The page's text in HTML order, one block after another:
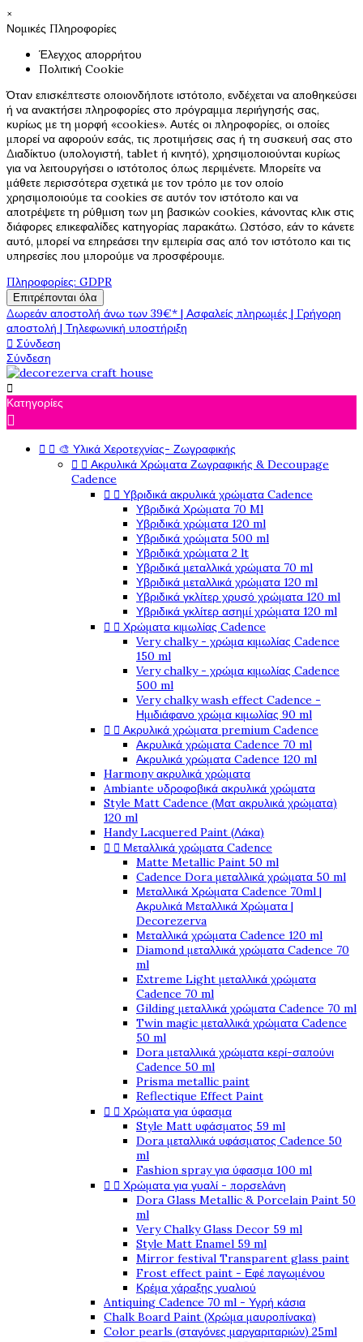
×
Νομικές Πληροφορίες
Έλεγχος απορρήτου
Πολιτική Cookie
Όταν επισκέπτεστε οποιονδήποτε ιστότοπο, ενδέχεται να αποθηκεύσει
ή να ανακτήσει πληροφορίες στο πρόγραμμα περιήγησής σας,
κυρίως με τη μορφή «cookies». Αυτές οι πληροφορίες, οι οποίες
μπορεί να αφορούν εσάς, τις προτιμήσεις σας ή τη συσκευή σας στο
Διαδίκτυο (υπολογιστή, tablet ή κινητό), χρησιμοποιούνται κυρίως
για να λειτουργήσει ο ιστότοπος όπως περιμένετε. Μπορείτε να
μάθετε περισσότερα σχετικά με τον τρόπο με τον οποίο
χρησιμοποιούμε τα cookies σε αυτόν τον ιστότοπο και να
αποτρέψετε τη ρύθμιση των μη βασικών cookies, κάνοντας κλικ στις
διάφορες επικεφαλίδες κατηγορίας παρακάτω. Ωστόσο, εάν το κάνετε
αυτό, μπορεί να επηρεάσει την εμπειρία σας από τον ιστότοπο και τις
υπηρεσίες που μπορούμε να προσφέρουμε.
Πληροφορίες: GDPR
Επιτρέπονται όλα
Δωρεάν αποστολή άνω των 39€* | Ασφαλείς πληρωμές | Γρήγορη
αποστολή | Τηλεφωνική υποστήριξη
 Σύνδεση
Σύνδεση

Κατηγορίες

  🎨 Υλικά Χεροτεχνίας- Ζωγραφικής
  Ακρυλικά Χρώματα Ζωγραφικής & Decoupage
Cadence
  Υβριδικά ακρυλικά χρώματα Cadence
Υβριδικά Χρώματα 70 Ml
Υβριδικά χρώματα 120 ml
Υβριδικά χρώματα 500 ml
Υβριδικά χρώματα 2 lt
Υβριδικά μεταλλικά χρώματα 70 ml
Υβριδικά μεταλλικά χρώματα 120 ml
Υβριδικά γκλίτερ χρυσό χρώματα 120 ml
Υβριδικά γκλίτερ ασημί χρώματα 120 ml
  Χρώματα κιμωλίας Cadence
Very chalky - χρώμα κιμωλίας Cadence
150 ml
Very chalky - χρώμα κιμωλίας Cadence
500 ml
Very chalky wash effect Cadence -
Ημιδιάφανο χρώμα κιμωλίας 90 ml
  Ακρυλικά χρώματα premium Cadence
Ακρυλικά χρώματα Cadence 70 ml
Ακρυλικά χρώματα Cadence 120 ml
Harmony ακρυλικά χρώματα
Ambiante υδροφοβικά ακρυλικά χρώματα
Style Matt Cadence (Ματ ακρυλικά χρώματα)
120 ml
Handy Lacquered Paint (Λάκα)
  Μεταλλικά χρώματα Cadence
Matte Metallic Paint 50 ml
Cadence Dora μεταλλικά χρώματα 50 ml
Μεταλλικά Χρώματα Cadence 70ml |
Ακρυλικά Μεταλλικά Χρώματα |
Decorezerva
Μεταλλικά χρώματα Cadence 120 ml
Diamond μεταλλικά χρώματα Cadence 70
ml
Extreme Light μεταλλικά χρώματα
Cadence 70 ml
Gilding μεταλλικά χρώματα Cadence 70 ml
Twin magic μεταλλικά χρώματα Cadence
50 ml
Dora μεταλλικά χρώματα κερί-σαπούνι
Cadence 50 ml
Prisma metallic paint
Reflectique Effect Paint
  Χρώματα για ύφασμα
Style Matt υφάσματος 59 ml
Dora μεταλλικά υφάσματος Cadence 50
ml
Fashion spray για ύφασμα 100 ml
  Χρώματα για γυαλί - πορσελάνη
Dora Glass Metallic & Porcelain Paint 50
ml
Very Chalky Glass Decor 59 ml
Style Matt Enamel 59 ml
Mirror festival Transparent glass paint
Frost effect paint - Εφέ παγωμένου
Κρέμα χάραξης γυαλιού
Antiquing Cadence 70 ml - Υγρή κάσια
Chalk Board Paint (Χρώμα μαυροπίνακα)
Color pearls (σταγόνες μαργαριταριών) 25ml